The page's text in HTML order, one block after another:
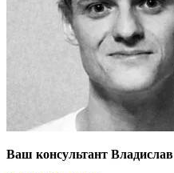
Ваш консультант Владислав